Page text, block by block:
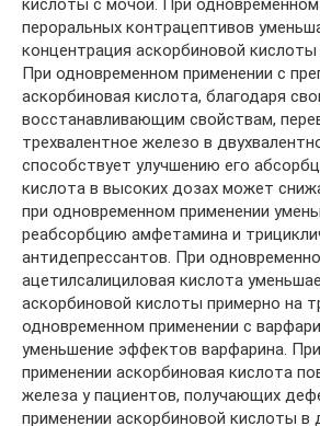
кислоты с мочой. При одновременном
пероральных контрацептивов
концентрация аскорбиновой кислоты
При одновременном применении с
аскорбиновая кислота, благодаря
восстанавливающим свойствам,
трехвалентное железо в
способствует улучшению его
кислота в высоких дозах может
при одновременном применении
реабсорбцию амфетамина и
антидепрессантов. При
ацетилсалициловая кислота
аскорбиновой кислоты примерно на
одновременном применении с
уменьшение эффектов варфарина.
применении аскорбиновая кислота
железа у пациентов, получающих
применении аскорбиновой кислоты в